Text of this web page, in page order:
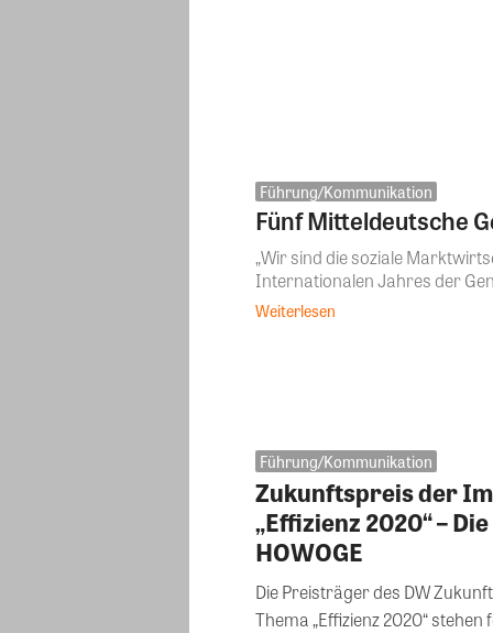
Führung/Kommunikation
Fünf Mitteldeutsche
„Wir sind die soziale
Internationalen Jahres der
Weiterlesen
Führung/Kommunikation
Zukunftspreis der
„Effizienz 2020“ –
HOWOGE
Die Preisträger des DW
Thema „Effizienz 2020“ stehen